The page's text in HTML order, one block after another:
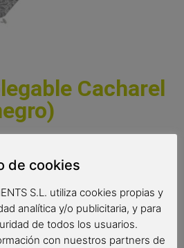
Cacharel
plegable Cacharel en un
de apertura y cierre automático.
solo disponible el
de cookies
S.L. utiliza cookies propias y
analítica y/o publicitaria, y para
de todos los usuarios.
con nuestros partners de